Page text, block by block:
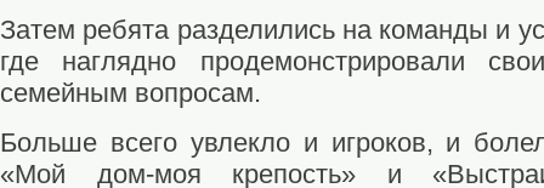
Затем ребята разделились на команды и
где наглядно продемонстрировали
семейным вопросам.
Больше всего увлекло и игроков, и
«Мой дом-моя крепость» и